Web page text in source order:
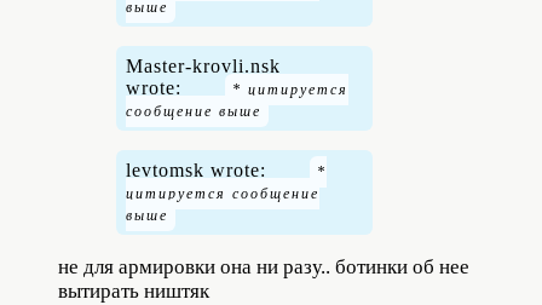
Master-krovli.nsk
wrote:
levtomsk wrote:
не для армировки она ни разу.. ботинки об нее
вытирать ништяк